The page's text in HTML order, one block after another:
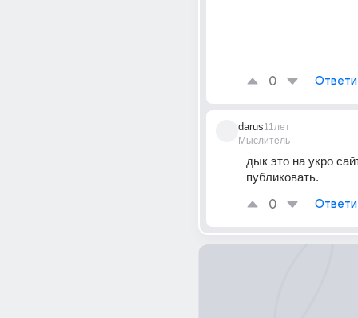
0
darus
Мыслитель
11лет
дык это на укро
публиковать.
0